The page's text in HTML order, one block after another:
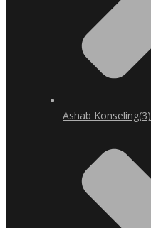
Ashab Konseling(3)